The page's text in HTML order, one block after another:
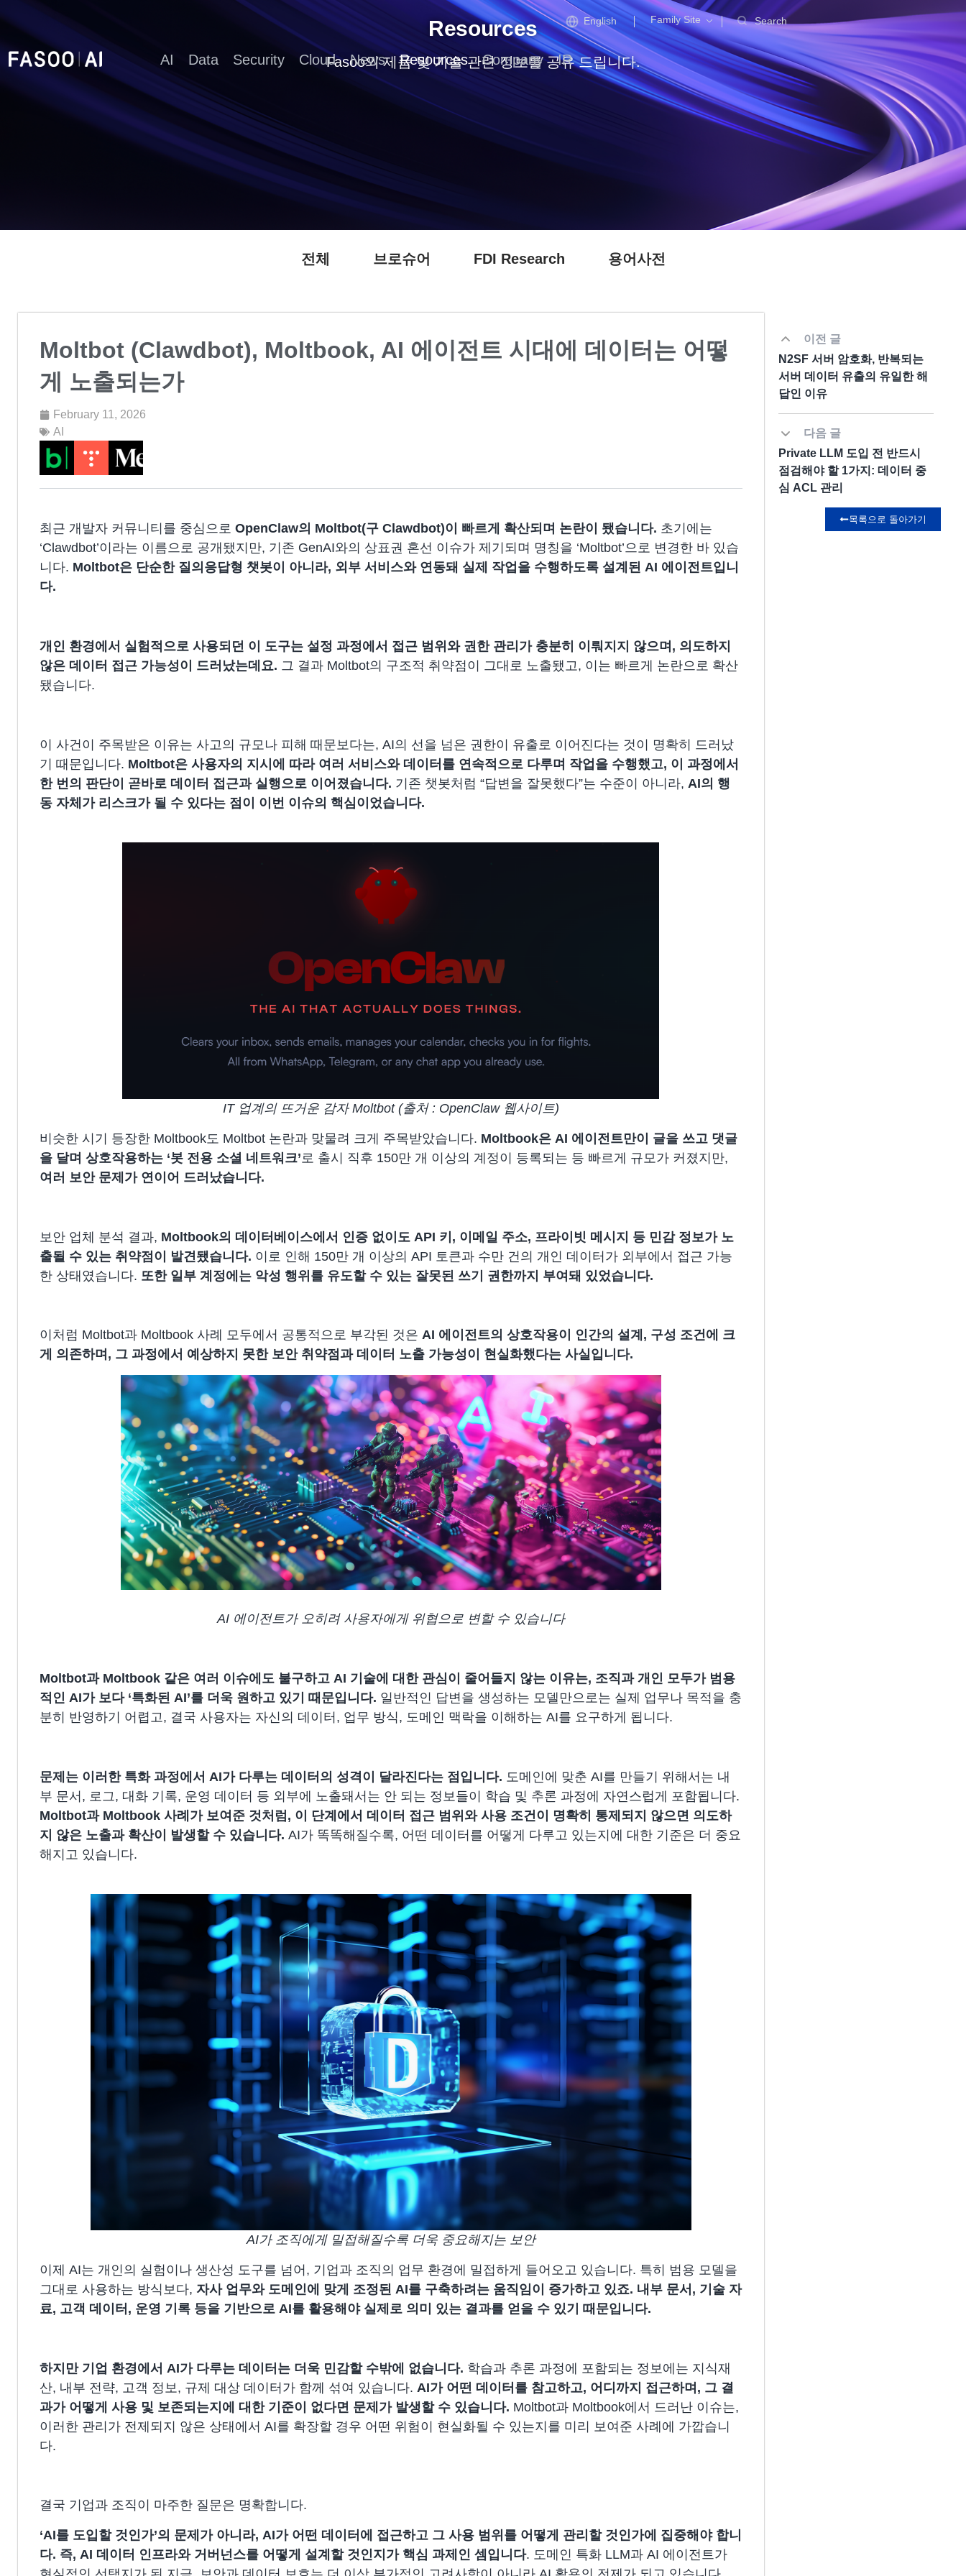
English Family Site Search
AI Data Security Cloud News Resources Company IR
Resources
Fasoo의 제품 및 기술 관련 정보를 공유 드립니다.
전체 브로슈어 FDI Research 용어사전
Moltbot (Clawdbot), Moltbook, AI 에이전트 시대에 데이터는 어떻
게 노출되는가
February 11, 2026
AI
최근 개발자 커뮤니티를 중심으로 OpenClaw의 Moltbot(구 Clawdbot)이 빠르게 확산되며 논란이 됐습니다. 초기에는
‘Clawdbot’이라는 이름으로 공개됐지만, 기존 GenAI와의 상표권 혼선 이슈가 제기되며 명칭을 ‘Moltbot’으로 변경한 바 있습
니다. Moltbot은 단순한 질의응답형 챗봇이 아니라, 외부 서비스와 연동돼 실제 작업을 수행하도록 설계된 AI 에이전트입니
다.
개인 환경에서 실험적으로 사용되던 이 도구는 설정 과정에서 접근 범위와 권한 관리가 충분히 이뤄지지 않으며, 의도하지
않은 데이터 접근 가능성이 드러났는데요. 그 결과 Moltbot의 구조적 취약점이 그대로 노출됐고, 이는 빠르게 논란으로 확산
됐습니다.
이 사건이 주목받은 이유는 사고의 규모나 피해 때문보다는, AI의 선을 넘은 권한이 유출로 이어진다는 것이 명확히 드러났
기 때문입니다. Moltbot은 사용자의 지시에 따라 여러 서비스와 데이터를 연속적으로 다루며 작업을 수행했고, 이 과정에서
한 번의 판단이 곧바로 데이터 접근과 실행으로 이어졌습니다. 기존 챗봇처럼 “답변을 잘못했다”는 수준이 아니라, AI의 행
동 자체가 리스크가 될 수 있다는 점이 이번 이슈의 핵심 이었습니다.
IT 업계의 뜨거운 감자 Moltbot (출처 : OpenClaw 웹사이트)
비슷한 시기 등장한 Moltbook도 Moltbot 논란과 맞물려 크게 주목받았습니다. Moltbook은 AI 에이전트만이 글을 쓰고 댓글
을 달며 상호작용하는 ‘봇 전용 소셜 네트워크’ 로 출시 직후 150만 개 이상의 계정이 등록되는 등 빠르게 규모가 커졌지만,
여러 보안 문제가 연이어 드러났습니다.
보안 업체 분석 결과, Moltbook의 데이터베이스에서 인증 없이도 API 키, 이메일 주소, 프라이빗 메시지 등 민감 정보가 노
출될 수 있는 취약점이 발견 됐습니다. 이로 인해 150만 개 이상의 API 토큰과 수만 건의 개인 데이터가 외부에서 접근 가능
한 상태였습니다. 또한 일부 계정에는 악성 행위를 유도할 수 있는 잘못된 쓰기 권한까지 부여돼 있었습니다.
이처럼 Moltbot과 Moltbook 사례 모두에서 공통적으로 부각된 것은 AI 에이전트의 상호작용이 인간의 설계, 구성 조건에 크
게 의존하며, 그 과정에서 예상하지 못한 보안 취약점과 데이터 노출 가능성이 현실화했다는 사실입니다.
AI 에이전트가 오히려 사용자에게 위협으로 변할 수 있습니다
Moltbot과 Moltbook 같은 여러 이슈에도 불구하고 AI 기술에 대한 관심이 줄어들지 않는 이유는, 조직과 개인 모두가 범용
적인 AI가 보다 ‘특화된 AI’를 더욱 원하고 있기 때문입니다. 일반적인 답변을 생성하는 모델만으로는 실제 업무나 목적을 충
분히 반영하기 어렵고, 결국 사용자는 자신의 데이터, 업무 방식, 도메인 맥락을 이해하는 AI를 요구하게 됩니다.
문제는 이러한 특화 과정에서 AI가 다루는 데이터의 성격이 달라진다는 점 입니다. 도메인에 맞춘 AI를 만들기 위해서는 내
부 문서, 로그, 대화 기록, 운영 데이터 등 외부에 노출돼서는 안 되는 정보들이 학습 및 추론 과정에 자연스럽게 포함됩니다.
Moltbot과 Moltbook 사례가 보여준 것처럼, 이 단계에서 데이터 접근 범위와 사용 조건이 명확히 통제되지 않으면 의도하
지 않은 노출과 확산이 발생할 수 있습니다. AI가 똑똑해질수록, 어떤 데이터를 어떻게 다루고 있는지에 대한 기준은 더 중요
해지고 있습니다.
AI가 조직에게 밀접해질수록 더욱 중요해지는 보안
이제 AI는 개인의 실험이나 생산성 도구를 넘어, 기업과 조직의 업무 환경에 밀접하게 들어오고 있습니다. 특히 범용 모델을
그대로 사용하는 방식보다, 자사 업무와 도메인에 맞게 조정된 AI를 구축하려는 움직임이 증가하고 있죠. 내부 문서, 기술 자
료, 고객 데이터, 운영 기록 등을 기반으로 AI를 활용해야 실제로 의미 있는 결과를 얻을 수 있기 때문입니다.
하지만 기업 환경에서 AI가 다루는 데이터는 더욱 민감할 수밖에 없습니다. 학습과 추론 과정에 포함되는 정보에는 지식재
산, 내부 전략, 고객 정보, 규제 대상 데이터가 함께 섞여 있습니다. AI가 어떤 데이터를 참고하고, 어디까지 접근하며, 그 결
과가 어떻게 사용 및 보존되는지에 대한 기준이 없다면 문제가 발생할 수 있습니다. Moltbot과 Moltbook에서 드러난 이슈는,
이러한 관리가 전제되지 않은 상태에서 AI를 확장할 경우 어떤 위험이 현실화될 수 있는지를 미리 보여준 사례에 가깝습니
다.
결국 기업과 조직이 마주한 질문은 명확합니다.
‘AI를 도입할 것인가’의 문제가 아니라, AI가 어떤 데이터에 접근하고 그 사용 범위를 어떻게 관리할 것인가에 집중해야 합니
다. 즉, AI 데이터 인프라와 거버넌스를 어떻게 설계할 것인지가 핵심 과제 인 셈입니다. 도메인 특화 LLM과 AI 에이전트가
이전 글
N2SF 서버 암호화, 반복되는
서버 데이터 유출의 유일한 해
답인 이유
다음 글
Private LLM 도입 전 반드시
점검해야 할 1가지: 데이터 중
심 ACL 관리
목록으로 돌아가기